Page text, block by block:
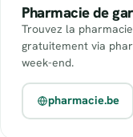
Pharmacie de
Trouvez la
gratuitement via
week-end.
pharmacie.be